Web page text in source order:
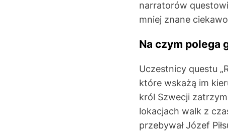
narratorów
mniej znane
Na czym polega
Uczestnicy questu
które wskażą im
król Szwecji
lokacjach walk z
przebywał Józef